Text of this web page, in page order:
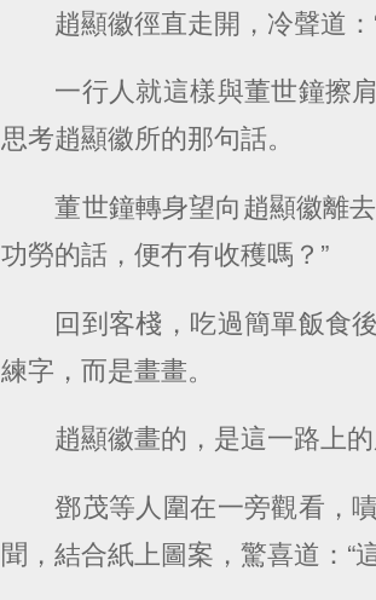
趙顯徽徑直走開，冷聲道
一行人就這樣與董世鐘擦
思考趙顯徽所的那句話。
董世鐘轉身望向趙顯徽離
功勞的話，便冇有收穫嗎？”
回到客棧，吃過簡單飯食
練字，而是畫畫。
趙顯徽畫的，是這一路上
鄧茂等人圍在一旁觀看，
聞，結合紙上圖案，驚喜道：“